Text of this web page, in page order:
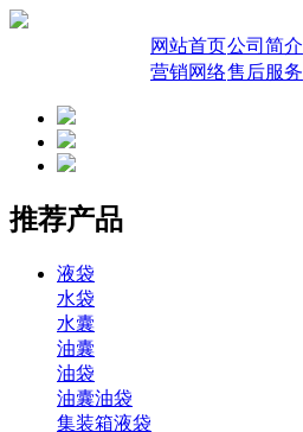
网站首页公司简介
营销网络售后服务
推荐产品
液袋
水袋
水囊
油囊
油袋
油囊油袋
集装箱液袋